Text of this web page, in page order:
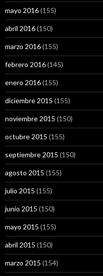
mayo 2016(155)
abril 2016(150)
marzo 2016(155)
febrero 2016(145)
enero 2016(155)
diciembre 2015 (155)
noviembre 2015 (150)
octubre 2015 (155)
septiembre 2015 (150)
agosto 2015 (155)
julio 2015 (155)
junio 2015 (150)
mayo 2015 (155)
abril 2015 (150)
marzo 2015 (154)